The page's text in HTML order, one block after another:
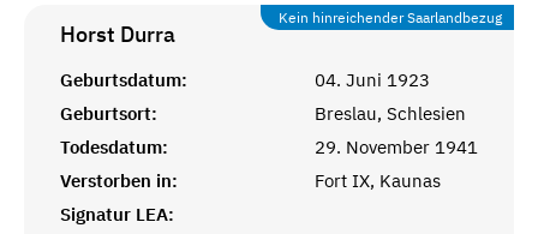
Kein hinreichender Saarlandbezug
Horst Durra
Geburtsdatum:
04. Juni 1923
Geburtsort:
Breslau, Schlesien
Todesdatum:
29. November 1941
Verstorben in:
Fort IX, Kaunas
Signatur LEA: